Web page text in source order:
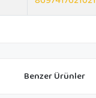
Benzer Ürünler